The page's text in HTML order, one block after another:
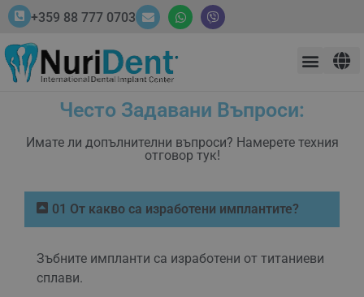
+359 88 777 0703
Често Задавани Въпроси:
Имате ли допълнителни въпроси? Намерете техния
отговор тук!
01 От какво са изработени имплантите?
Зъбните импланти са изработени от титаниеви
сплави.